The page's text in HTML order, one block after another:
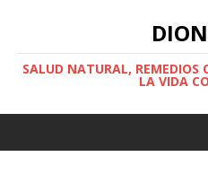
SALUD NATURAL, REMEDIOS
LA VIDA